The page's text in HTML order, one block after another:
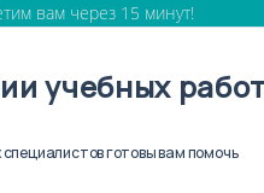
вам через 15 минут!
учебных
готовы вам помочь